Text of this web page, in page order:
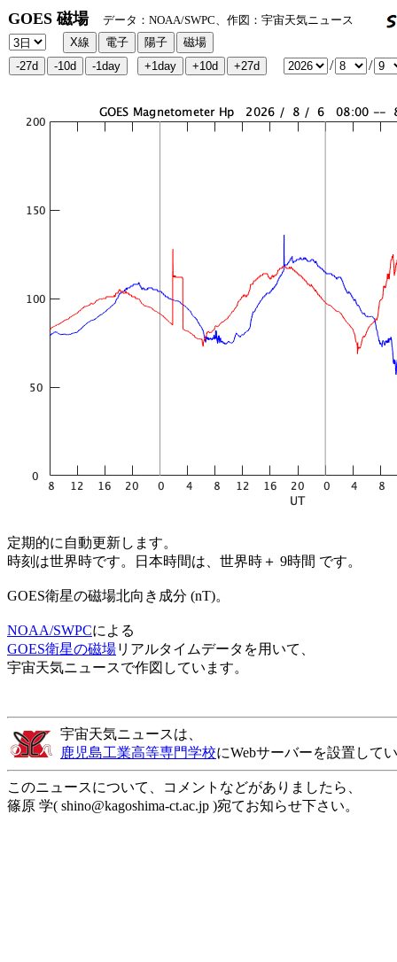
GOES 磁場 データ：NOAA/SWPC、作図：宇宙天気ニュース
/ /
定期的に自動更新します。
時刻は世界時です。日本時間は、世界時＋ 9時間 です。
GOES衛星の磁場北向き成分 (nT)。
NOAA/SWPCによる
GOES衛星の磁場リアルタイムデータを用いて、
宇宙天気ニュースで作図しています。
宇宙天気ニュースは、
鹿児島工業高等専門学校にWebサーバーを設置して
このニュースについて、コメントなどがありましたら、
篠原 学( shino@kagoshima-ct.ac.jp )宛てお知らせ下さい。